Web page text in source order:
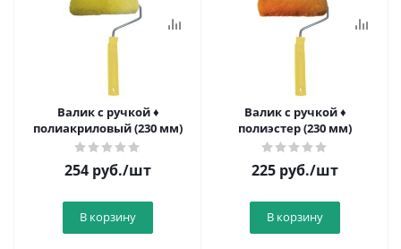
Валик с ручкой ♦
полиакриловый (230 мм)
254 руб./шт
В корзину
Валик с ручкой ♦
полиэстер (230 мм)
225 руб./шт
В корзину